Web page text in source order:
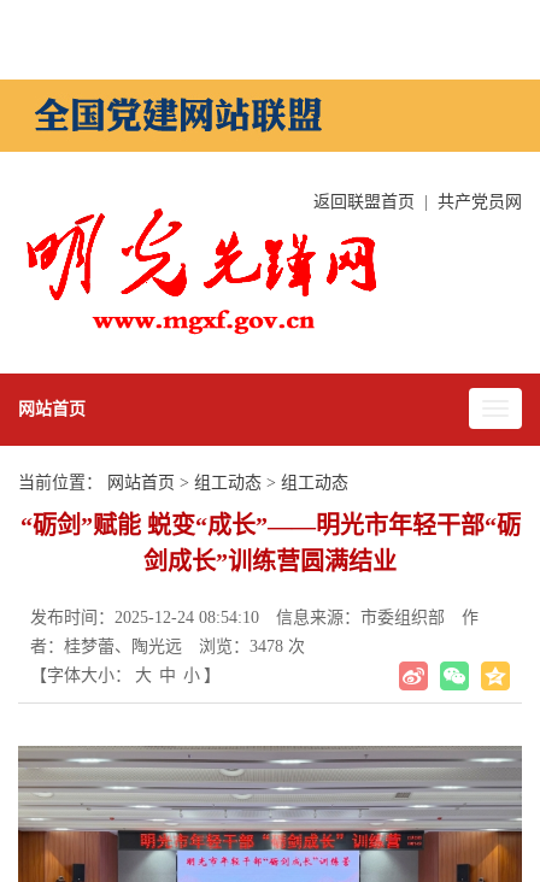
返回联盟首页 共产党员网
网站首页
当前位置： 网站首页 > 组工动态 > 组工动态
“砺剑”赋能 蜕变“成长”——明光市年轻干部“砺
剑成长”训练营圆满结业
发布时间：2025-12-24 08:54:10 信息来源：市委组织部
作
者：桂梦蕾、陶光远
浏览：3478 次
【字体大小：
大 中 小 】